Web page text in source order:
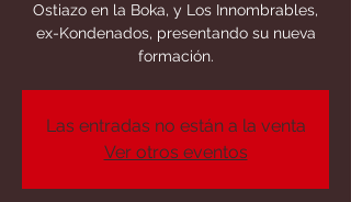
Ostiazo en la Boka, y Los Innombrables,
ex-Kondenados, presentando su nueva
formación.
Las entradas no están a la venta
Ver otros eventos